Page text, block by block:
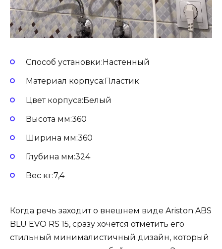
Способ установки:Настенный
Материал корпуса:Пластик
Цвет корпуса:Белый
Высота мм:360
Ширина мм:360
Глубина мм:324
Вес кг:7,4
Когда речь заходит о внешнем виде Ariston ABS
BLU EVO RS 15, сразу хочется отметить его
стильный минималистичный дизайн, который